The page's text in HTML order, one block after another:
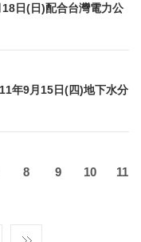
18日(日)配合台灣電力公
年9月15日(四)地下水分
8 9 10 11